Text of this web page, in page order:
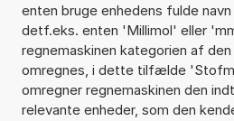
enten bruge enhedens fulde
detf.eks. enten 'Millimol' eller
regnemaskinen kategorien af
omregnes, i dette tilfælde
omregner regnemaskinen den
relevante enheder, som den